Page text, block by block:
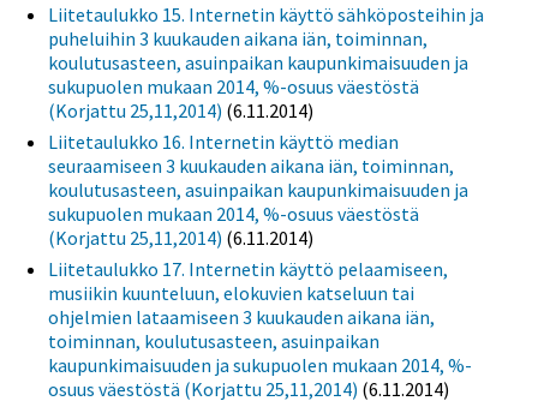
Liitetaulukko 15. Internetin käyttö sähköposteihin ja
puheluihin 3 kuukauden aikana iän, toiminnan,
koulutusasteen, asuinpaikan kaupunkimaisuuden ja
sukupuolen mukaan 2014, %-osuus väestöstä
(Korjattu 25,11,2014) (6.11.2014)
Liitetaulukko 16. Internetin käyttö median
seuraamiseen 3 kuukauden aikana iän, toiminnan,
koulutusasteen, asuinpaikan kaupunkimaisuuden ja
sukupuolen mukaan 2014, %-osuus väestöstä
(Korjattu 25,11,2014) (6.11.2014)
Liitetaulukko 17. Internetin käyttö pelaamiseen,
musiikin kuunteluun, elokuvien katseluun tai
ohjelmien lataamiseen 3 kuukauden aikana iän,
toiminnan, koulutusasteen, asuinpaikan
kaupunkimaisuuden ja sukupuolen mukaan 2014, %-
osuus väestöstä (Korjattu 25,11,2014) (6.11.2014)